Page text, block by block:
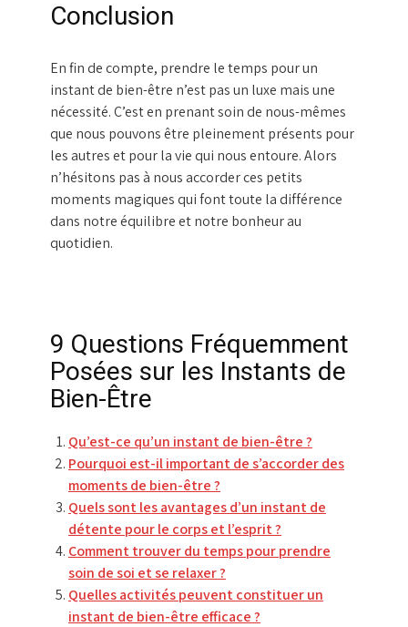
Conclusion
En fin de compte, prendre le temps pour un
instant de bien-être n’est pas un luxe mais une
nécessité. C’est en prenant soin de nous-mêmes
que nous pouvons être pleinement présents pour
les autres et pour la vie qui nous entoure. Alors
n’hésitons pas à nous accorder ces petits
moments magiques qui font toute la différence
dans notre équilibre et notre bonheur au
quotidien.
9 Questions Fréquemment
Posées sur les Instants de
Bien-Être
Qu’est-ce qu’un instant de bien-être ?
Pourquoi est-il important de s’accorder des
moments de bien-être ?
Quels sont les avantages d’un instant de
détente pour le corps et l’esprit ?
Comment trouver du temps pour prendre
soin de soi et se relaxer ?
Quelles activités peuvent constituer un
instant de bien-être efficace ?